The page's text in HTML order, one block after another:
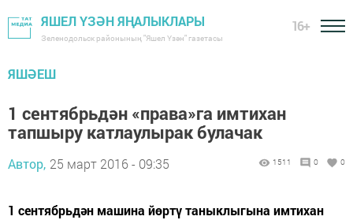
ЯШЕЛ ҮЗӘН ЯҢАЛЫКЛАРЫ
Зеленодольск районының "Яшел Үзән" газетасы
16+
ЯШӘЕШ
1 сентябрьдән «права»га имтихан
тапшыру катлаулырак булачак
Автор, 25 март 2016 - 09:35 1511 0 0
1 сентябрьдән машина йөртү таныклыгына имтихан